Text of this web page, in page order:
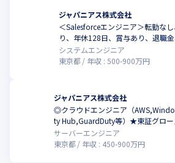
ジャパニアス株式会社
＜Salesforceエンジニア＞転勤な
り、年休128日、賞与あり、退職金
システムエンジニア
東京都
年収 : 500-900万円
ジャパニアス株式会社
◎クラウドエンジニア（
ty Hub,GuardDuty等）★東証グロ
サーバーエンジニア
東京都
年収 : 450-900万円